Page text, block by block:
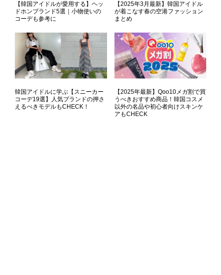
【韓国アイドルが愛用する】ヘッ
ドホンブランド5選｜小物使いの
コーデも参考に
【2025年3月最新】韓国アイドル
が着こなす春の空港ファッション
まとめ
韓国アイドルに学ぶ【スニーカー
コーデ19選】人気ブランドの押さ
えるべきモデルもCHECK！
【2025年最新】Qoo10メガ割で買
うべきおすすめ商品！韓国コスメ
以外の名品や初心者向けスキンケ
アもCHECK